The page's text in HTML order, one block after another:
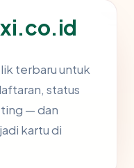
terbaru untuk
status
— dan
kartu di